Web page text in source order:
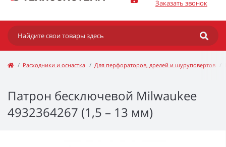
Заказать звонок
Расходники и оснастка Для перфораторов, дрелей и шуруповертов
Патрон бесключевой Milwaukee
4932364267 (1,5 – 13 мм)